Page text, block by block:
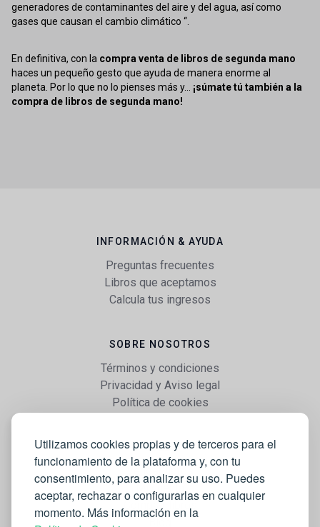
Utilizamos cookies propias y de terceros para el
funcionamiento de la plataforma y, con tu
consentimiento, para analizar su uso. Puedes
aceptar, rechazar o configurarlas en cualquier
momento. Más información en la
generadores de contaminantes del aire y del agua, así como
gases que causan el cambio climático “.
En definitiva, con la compra venta de libros de segunda mano
haces un pequeño gesto que ayuda de manera enorme al
planeta. Por lo que no lo pienses más y... ¡súmate tú también a la
compra de libros de segunda mano!
INFORMACIÓN & AYUDA
Preguntas frecuentes
Libros que aceptamos
Calcula tus ingresos
SOBRE NOSOTROS
Términos y condiciones
Privacidad y Aviso legal
Política de cookies
WEB
Vender libros
Mi cuenta
Comprar libros